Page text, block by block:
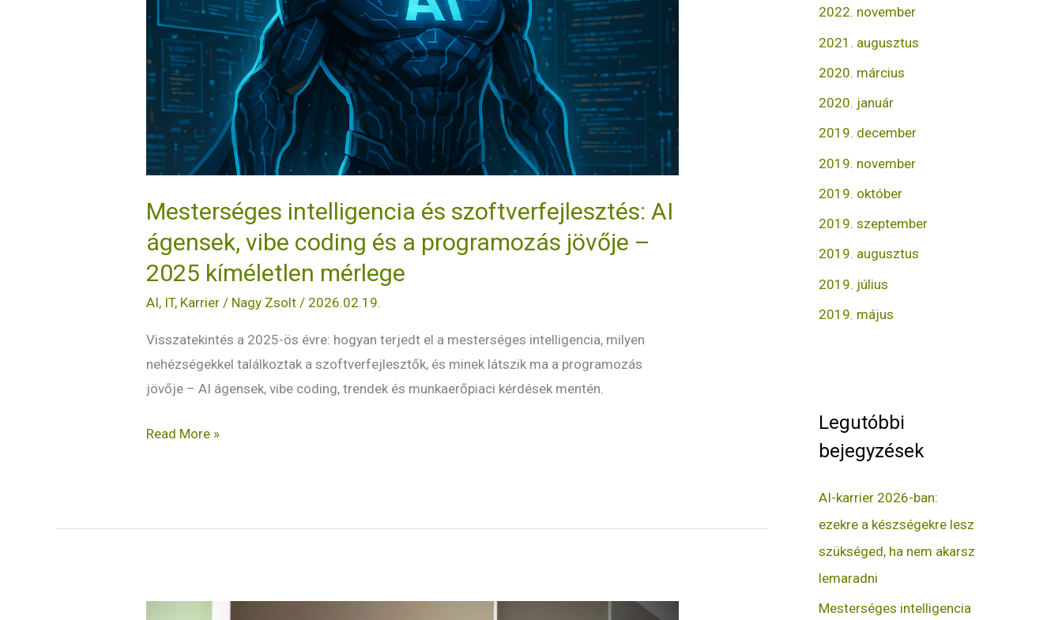
Mesterséges intelligencia és szoftverfejlesztés: AI
ágensek, vibe coding és a programozás jövője –
2025 kíméletlen mérlege
AI, IT, Karrier / Nagy Zsolt / 2026.02.19.
Visszatekintés a 2025-ös évre: hogyan terjedt el a mesterséges intelligencia, milyen
nehézségekkel találkoztak a szoftverfejlesztők, és minek látszik ma a programozás
jövője – AI ágensek, vibe coding, trendek és munkaerőpiaci kérdések mentén.
a
programozás
jövője
–
2025
kíméletlen
mérlege
Read More »
2022. november
2021. augusztus
2020. március
2020. január
2019. december
2019. november
2019. október
2019. szeptember
2019. augusztus
2019. július
2019. május
Legutóbbi
bejegyzések
AI-karrier 2026-ban:
ezekre a készségekre lesz
szükséged, ha nem akarsz
lemaradni
Mesterséges intelligencia